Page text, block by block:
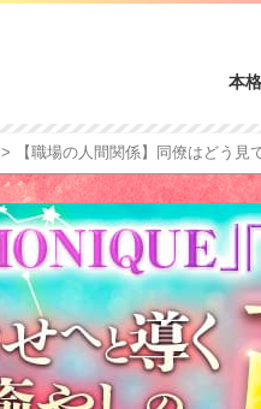
本
> 【職場の人間関係】同僚はどう見